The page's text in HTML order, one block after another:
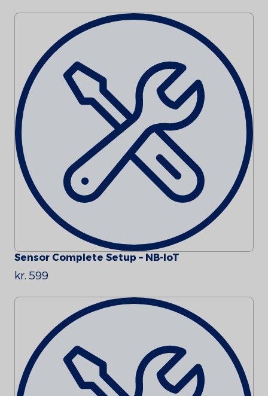
Sensor Complete Setup – NB-IoT
kr. 599